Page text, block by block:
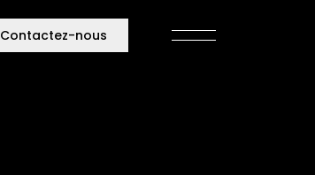
Contactez-nous